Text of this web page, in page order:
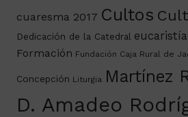
cuaresma 2017 Cultos
Dedicación de la Catedral eucaristía
Formación Fundación Caja Rural de
Concepción Liturgia Martínez
D. Amadeo